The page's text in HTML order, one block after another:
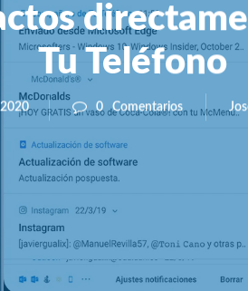
Tu Teléfono
0 Comentarios